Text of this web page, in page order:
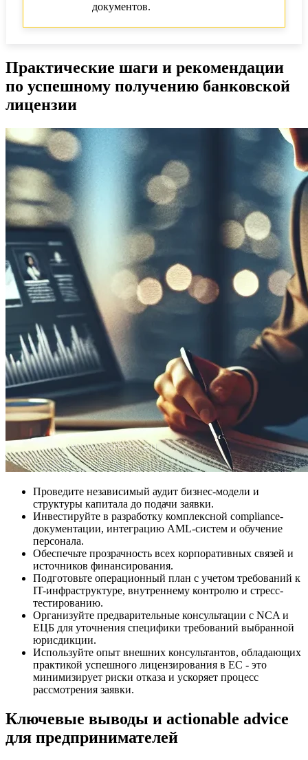
документов.
Практические шаги и рекомендации
по успешному получению банковской
лицензии
Проведите независимый аудит бизнес-модели и
структуры капитала до подачи заявки.
Инвестируйте в разработку комплексной compliance-
документации, интеграцию AML-систем и обучение
персонала.
Обеспечьте прозрачность всех корпоративных связей и
источников финансирования.
Подготовьте операционный план с учетом требований к
IT-инфраструктуре, внутреннему контролю и стресс-
тестированию.
Организуйте предварительные консультации с NCA и
ЕЦБ для уточнения специфики требований выбранной
юрисдикции.
Используйте опыт внешних консультантов, обладающих
практикой успешного лицензирования в ЕС - это
минимизирует риски отказа и ускоряет процесс
рассмотрения заявки.
Ключевые выводы и actionable advice
для предпринимателей